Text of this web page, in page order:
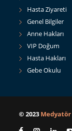
Hasta Ziyareti
Genel Bilgiler
Anne Hakları
VIP Doğum
Hasta Hakları
Gebe Okulu
© 2023